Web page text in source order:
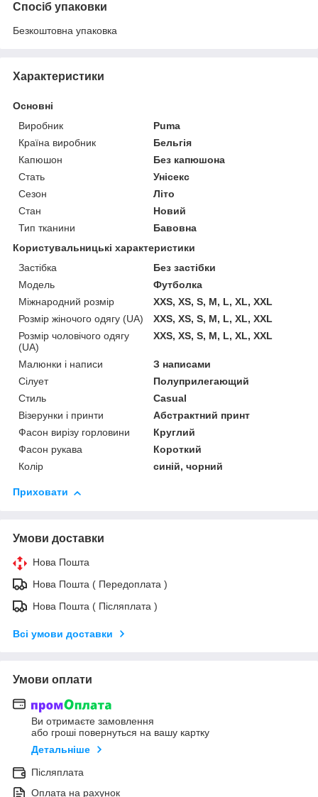
Спосіб упаковки
Безкоштовна упаковка
Характеристики
Основні
Виробник
Puma
Країна виробник
Бельгія
Капюшон
Без капюшона
Стать
Унісекс
Сезон
Літо
Стан
Новий
Тип тканини
Бавовна
Користувальницькі характеристики
Застібка
Без застібки
Модель
Футболка
Міжнародний розмір
XXS, XS, S, M, L, XL, XXL
Розмір жіночого одягу (UA)
XXS, XS, S, M, L, XL, XXL
Розмір чоловічого одягу
(UA)
XXS, XS, S, M, L, XL, XXL
Малюнки і написи
З написами
Сілует
Полуприлегающий
Стиль
Casual
Візерунки і принти
Абстрактний принт
Фасон вирізу горловини
Круглий
Фасон рукава
Короткий
Колір
синій, чорний
Приховати
Умови доставки
Нова Пошта
Нова Пошта ( Передоплата )
Нова Пошта ( Післяплата )
Всі умови доставки
Умови оплати
Ви отримаєте замовлення
або гроші повернуться на вашу картку
Детальніше
Післяплата
Оплата на рахунок